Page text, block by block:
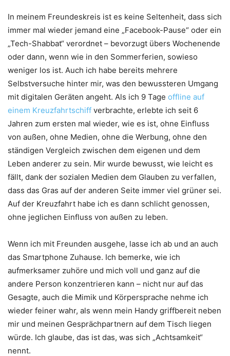
In meinem Freundeskreis ist es keine Seltenheit, dass sich
immer mal wieder jemand eine „Facebook-Pause“ oder ein
„Tech-Shabbat“ verordnet – bevorzugt übers Wochenende
oder dann, wenn wie in den Sommerferien, sowieso
weniger los ist. Auch ich habe bereits mehrere
Selbstversuche hinter mir, was den bewussteren Umgang
mit digitalen Geräten angeht. Als ich 9 Tage offline auf
einem Kreuzfahrtschiff verbrachte, erlebte ich seit 6
Jahren zum ersten mal wieder, wie es ist, ohne Einfluss
von außen, ohne Medien, ohne die Werbung, ohne den
ständigen Vergleich zwischen dem eigenen und dem
Leben anderer zu sein. Mir wurde bewusst, wie leicht es
fällt, dank der sozialen Medien dem Glauben zu verfallen,
dass das Gras auf der anderen Seite immer viel grüner sei.
Auf der Kreuzfahrt habe ich es dann schlicht genossen,
ohne jeglichen Einfluss von außen zu leben.
Wenn ich mit Freunden ausgehe, lasse ich ab und an auch
das Smartphone Zuhause. Ich bemerke, wie ich
aufmerksamer zuhöre und mich voll und ganz auf die
andere Person konzentrieren kann – nicht nur auf das
Gesagte, auch die Mimik und Körpersprache nehme ich
wieder feiner wahr, als wenn mein Handy griffbereit neben
mir und meinen Gesprächpartnern auf dem Tisch liegen
würde. Ich glaube, das ist das, was sich „Achtsamkeit“
nennt.